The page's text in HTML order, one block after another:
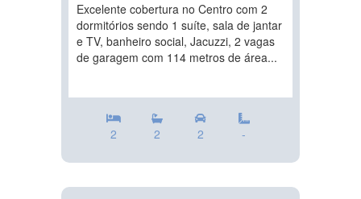
Excelente cobertura no Centro com 2
dormitórios sendo 1 suíte, sala de jantar
e TV, banheiro social, Jacuzzi, 2 vagas
de garagem com 114 metros de área...
2 2 2 -